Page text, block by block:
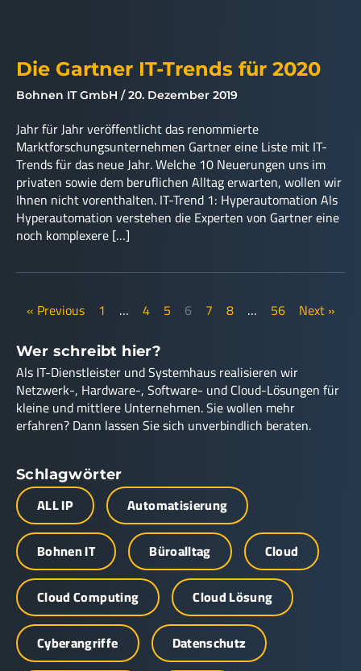
Die Gartner IT-Trends für 2020
Bohnen IT GmbH 20. Dezember 2019
Jahr für Jahr veröffentlicht das renommierte
Marktforschungsunternehmen Gartner eine Liste mit IT-
Trends für das neue Jahr. Welche 10 Neuerungen uns im
privaten sowie dem beruflichen Alltag erwarten, wollen wir
Ihnen nicht vorenthalten. IT-Trend 1: Hyperautomation Als
Hyperautomation verstehen die Experten von Gartner eine
noch komplexere […]
« Previous 1 … 4 5 6 7 8 … 56 Next »
Wer schreibt hier?
Als IT-Dienstleister und Systemhaus realisieren wir
Netzwerk-, Hardware-, Software- und Cloud-Lösungen für
kleine und mittlere Unternehmen. Sie wollen mehr
erfahren? Dann lassen Sie sich unverbindlich beraten.
Schlagwörter
ALL IP
Automatisierung
Bohnen IT
Büroalltag
Cloud
Cloud Computing
Cloud Lösung
Cyberangriffe
Datenschutz